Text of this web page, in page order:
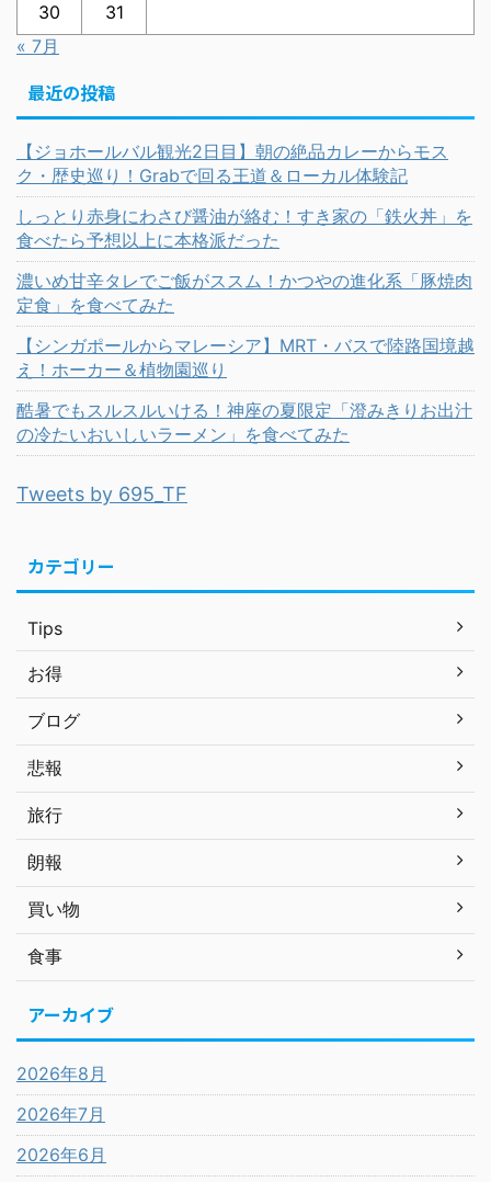
30
31
« 7月
最近の投稿
【ジョホールバル観光2日目】朝の絶品カレーからモス
ク・歴史巡り！Grabで回る王道＆ローカル体験記
しっとり赤身にわさび醤油が絡む！すき家の「鉄火丼」を
食べたら予想以上に本格派だった
濃いめ甘辛タレでご飯がススム！かつやの進化系「豚焼肉
定食」を食べてみた
【シンガポールからマレーシア】MRT・バスで陸路国境越
え！ホーカー＆植物園巡り
酷暑でもスルスルいける！神座の夏限定「澄みきりお出汁
の冷たいおいしいラーメン」を食べてみた
Tweets by 695_TF
カテゴリー
Tips
お得
ブログ
悲報
旅行
朗報
買い物
食事
アーカイブ
2026年8月
2026年7月
2026年6月